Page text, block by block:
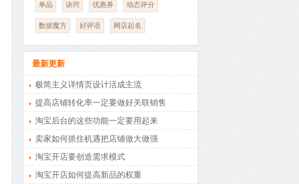
单品 诀窍 优惠券 动态评分
数据魔方 好评语 网店起名
最新更新
极简主义详情页设计活成主流
提高店铺转化率一定要做好关联销售
淘宝后台的这些功能一定要用起来
卖家如何抓住机遇把店铺做大做强
淘宝开店要创造需求模式
淘宝开店如何提高新品的权重